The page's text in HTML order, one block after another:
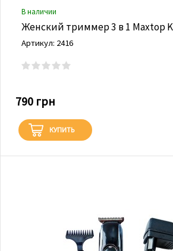
В наличии
Женский триммер 3 в 1 Maxtop
Артикул: 2416
790 грн
КУПИТЬ